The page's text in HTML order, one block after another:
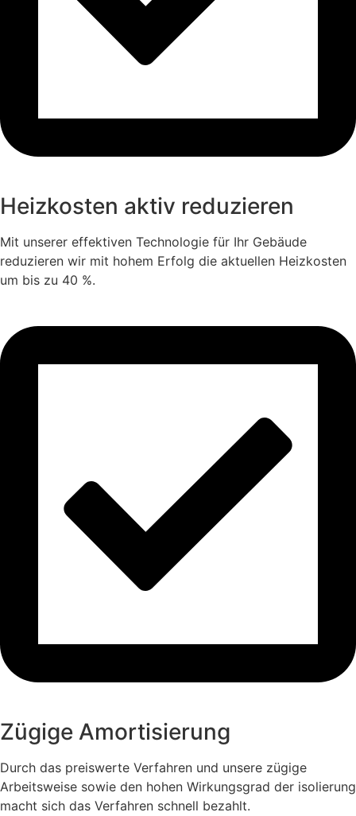
Heizkosten aktiv reduzieren
Mit unserer effektiven Technologie für Ihr Gebäude
reduzieren wir mit hohem Erfolg die aktuellen Heizkosten
um bis zu 40 %.
Zügige Amortisierung
Durch das preiswerte Verfahren und unsere zügige
Arbeitsweise sowie den hohen Wirkungsgrad der isolierung
macht sich das Verfahren schnell bezahlt.